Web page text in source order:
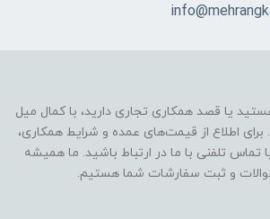
یا قصد همکاری تجاری دارید، با کمال میل
اطلاع از قیمت‌های عمده و شرایط همکاری،
تماس تلفنی با ما در ارتباط باشید. ما همیشه
و ثبت سفارشات شما هستیم.